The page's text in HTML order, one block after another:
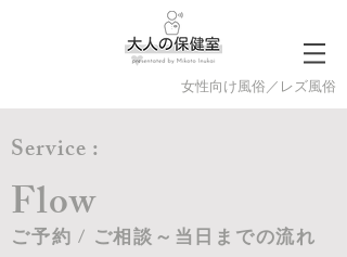
​女性向け風俗／レズ風俗
Service :
Flow
ご予約 / ご相談～当日までの流れ